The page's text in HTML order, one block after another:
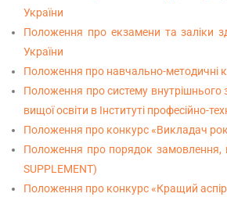
України
Положення про екзамени та заліки
України
Положення про навчально-методичні
Положення про систему внутрішнього
вищої освіти в Інституті професійно-
Положення про конкурс «Викладач
Положення про порядок замовлення,
SUPPLEMENT)
Положення про конкурс «Кращий